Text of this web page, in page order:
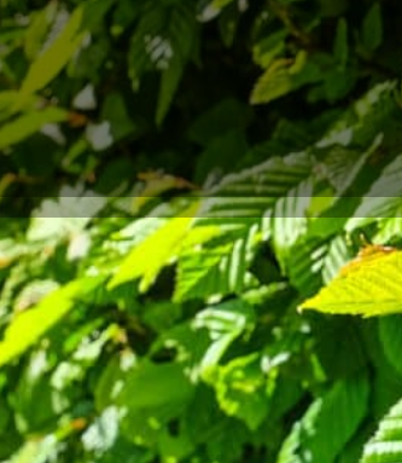
Sie sind pflegeleicht, robust und wachsen
und die Langlebigkeit der Hainbuchenhecke
dass die Pflanzen mit ausreichend